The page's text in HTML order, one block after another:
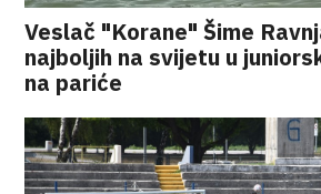
Veslač "Korane" Šime
najboljih na svijetu u
na pariće